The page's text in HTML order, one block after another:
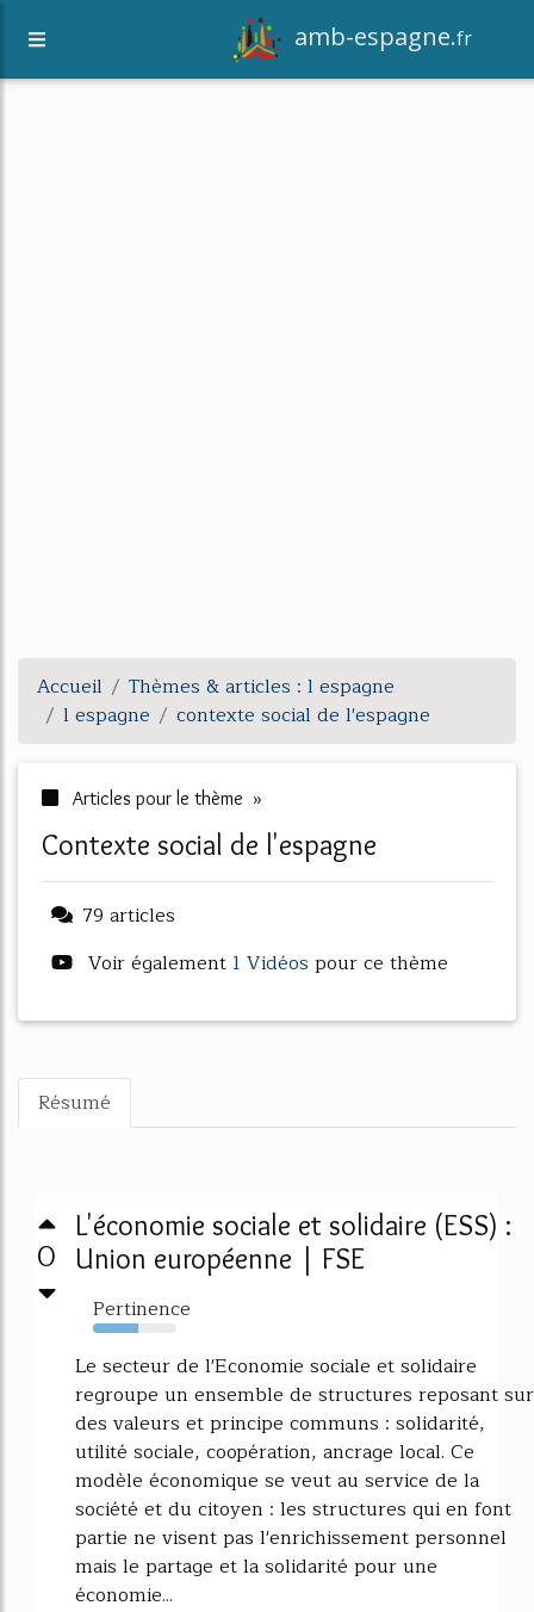
amb-espagne.fr
Accueil
Thèmes & articles : l espagne
l espagne
contexte social de l'espagne
Articles pour le thème »
contexte social de l'espagne
79 articles
Voir également 1 Vidéos pour ce thème
Résumé
0
L'économie sociale et solidaire (ESS) :
Union européenne | FSE
Pertinence
54%
Le secteur de l'Economie sociale et solidaire
regroupe un ensemble de structures reposant sur
des valeurs et principe communs : solidarité,
utilité sociale, coopération, ancrage local. Ce
modèle économique se veut au service de la
société et du citoyen : les structures qui en font
partie ne visent pas l'enrichissement personnel
mais le partage et la solidarité pour une
économie...